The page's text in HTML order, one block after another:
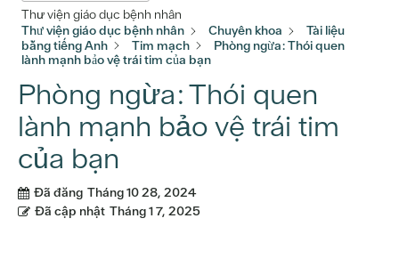
Thư viện giáo dục bệnh nhân
Thư viện giáo dục bệnh nhân
Chuyên khoa
Tài liệu
bằng tiếng Anh
Tim mạch
Phòng ngừa: Thói quen
lành mạnh bảo vệ trái tim của bạn
Phòng ngừa: Thói quen
lành mạnh bảo vệ trái tim
của bạn
Đã đăng Tháng 10 28, 2024
Đã cập nhật Tháng 1 7, 2025